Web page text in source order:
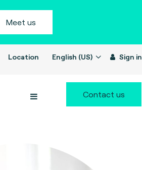
Meet us
Location English (US) Sign in
Contact us